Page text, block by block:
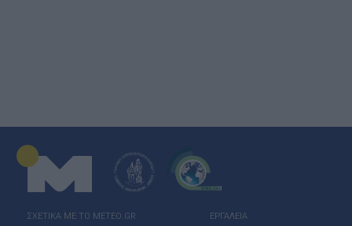
ΣΧΕΤΙΚΑ ΜΕ ΤΟ ΜΕΤΕΟ.GR
ΕΡΓΑΛΕΙΑ